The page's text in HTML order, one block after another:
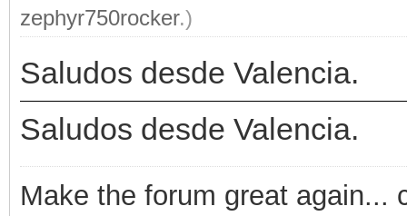
zephyr750rocker.)
Saludos desde Valencia.
Saludos desde Valencia.
Make the forum great again...